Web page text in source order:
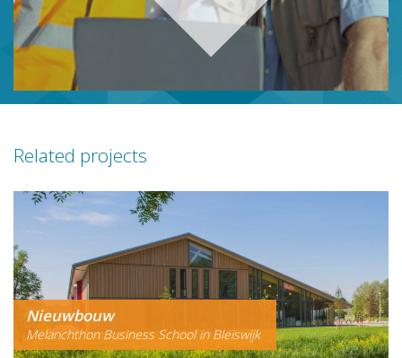
Related projects
Nieuwbouw
Melanchthon Business School in Bleiswijk